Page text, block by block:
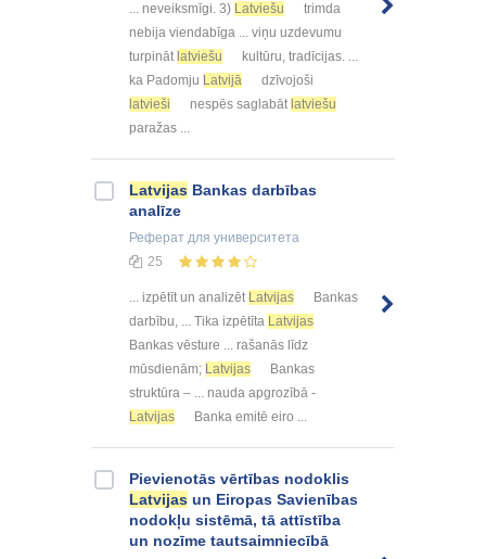
... neveiksmīgi. 3) Latviešu
trimda
nebija viendabīga ... viņu uzdevumu
turpināt latviešu
kultūru, tradīcijas. ...
ka Padomju Latvijā
dzīvojoši
latvieši
nespēs saglabāt latviešu
paražas ...
Latvijas Bankas darbības
analīze
Реферат для университета
25
... izpētīt un analizēt Latvijas
Bankas
darbību, ... Tika izpētīta Latvijas
Bankas vēsture ... rašanās līdz
mūsdienām; Latvijas
Bankas
struktūra – ... nauda apgrozībā -
Latvijas
Banka emitē eiro ...
Pievienotās vērtības nodoklis
Latvijas un Eiropas Savienības
nodokļu sistēmā, tā attīstība
un nozīme tautsaimniecībā